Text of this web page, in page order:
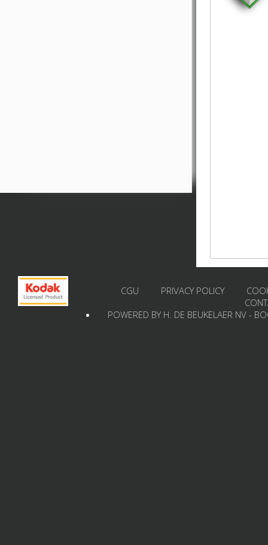
CGU PRIVACY POLICY
POWERED BY H. DE BEUKELAER NV -